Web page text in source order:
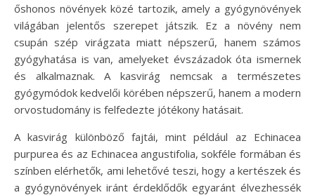
őshonos növények közé tartozik, amely a gyógynövények
világában jelentős szerepet játszik. Ez a növény nem
csupán szép virágzata miatt népszerű, hanem számos
gyógyhatása is van, amelyeket évszázadok óta ismernek
és alkalmaznak. A kasvirág nemcsak a természetes
gyógymódok kedvelői körében népszerű, hanem a modern
orvostudomány is felfedezte jótékony hatásait.
A kasvirág különböző fajtái, mint például az Echinacea
purpurea és az Echinacea angustifolia, sokféle formában és
színben elérhetők, ami lehetővé teszi, hogy a kertészek és
a gyógynövények iránt érdeklődők egyaránt élvezhessék